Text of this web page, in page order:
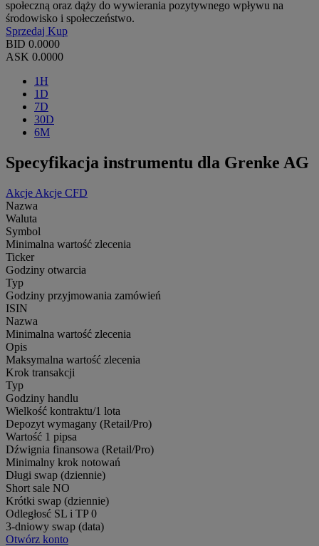
społeczną oraz dąży do wywierania pozytywnego wpływu na
środowisko i społeczeństwo.
Sprzedaj Kup
BID 0.0000
ASK 0.0000
1H
1D
7D
30D
6M
Specyfikacja instrumentu dla Grenke AG
Akcje Akcje CFD
Nazwa
Waluta
Symbol
Minimalna wartość zlecenia
Ticker
Godziny otwarcia
Typ
Godziny przyjmowania zamówień
ISIN
Nazwa
Minimalna wartość zlecenia
Opis
Maksymalna wartość zlecenia
Krok transakcji
Typ
Godziny handlu
Wielkość kontraktu/1 lota
Depozyt wymagany (Retail/Pro)
Wartość 1 pipsa
Dźwignia finansowa (Retail/Pro)
Minimalny krok notowań
Długi swap (dziennie)
Short sale NO
Krótki swap (dziennie)
Odległosć SL i TP 0
3-dniowy swap (data)
Otwórz konto